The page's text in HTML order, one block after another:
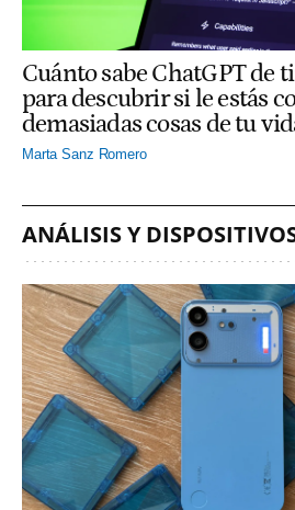
Cuánto sabe ChatGPT de
para descubrir si le estás
demasiadas cosas de tu
Marta Sanz Romero
ANÁLISIS Y